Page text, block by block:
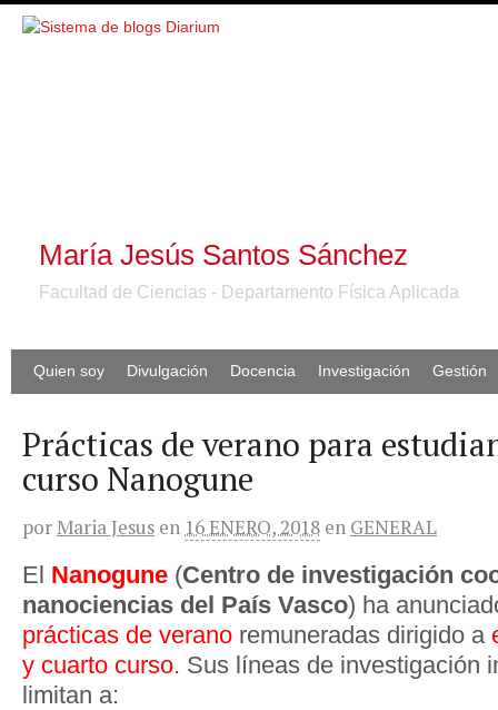
María Jesús Santos Sánchez
Facultad de Ciencias - Departamento Física Aplicada
Quien soy Divulgación Docencia Investigación Gestión
Prácticas de verano para
curso Nanogune
por Maria Jesus en 16 ENERO, 2018 en GENERAL
El Nanogune (Centro de investigación
nanociencias del País Vasco) ha
prácticas de verano remuneradas dirigido a
y cuarto curso. Sus líneas de investigación
limitan a: